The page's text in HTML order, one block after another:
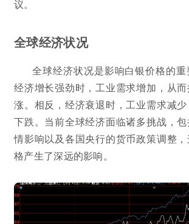
议。
全球经济状况
全球经济状况是影响白银价格的
经济增长强劲时，工业需求增加，从
涨。相反，经济衰退时，工业需求减
下跌。当前全球经济面临诸多挑战，
情影响以及各国央行的货币政策调整
格产生了深远的影响。